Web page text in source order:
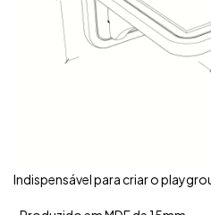
Indispensável para criar o